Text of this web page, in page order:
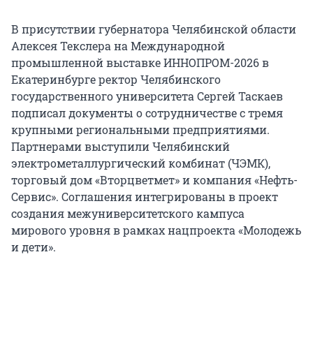
В присутствии губернатора Челябинской области
Алексея Текслера на Международной
промышленной выставке ИННОПРОМ-2026 в
Екатеринбурге ректор Челябинского
государственного университета Сергей Таскаев
подписал документы о сотрудничестве с тремя
крупными региональными предприятиями.
Партнерами выступили Челябинский
электрометаллургический комбинат (ЧЭМК),
торговый дом «Вторцветмет» и компания «Нефть-
Сервис». Соглашения интегрированы в проект
создания межуниверситетского кампуса
мирового уровня в рамках нацпроекта «Молодежь
и дети».